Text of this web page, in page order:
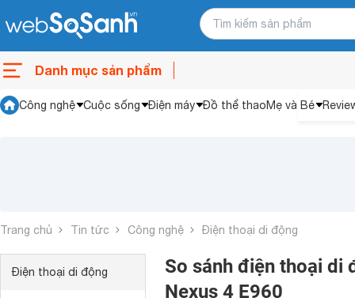
Danh mục sản phẩm
Công nghệ Cuộc sống Điện máy Đồ thể thaoMẹ và Bé
Trang chủ Tin tức Công nghệ Điện thoại di động
Điện thoại di động
So sánh điện thoại di
Nexus 4 E960